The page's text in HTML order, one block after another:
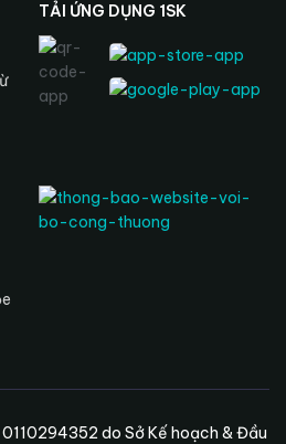
TẢI ỨNG DỤNG 1SK
do Sở Kế hoạch & Đầu